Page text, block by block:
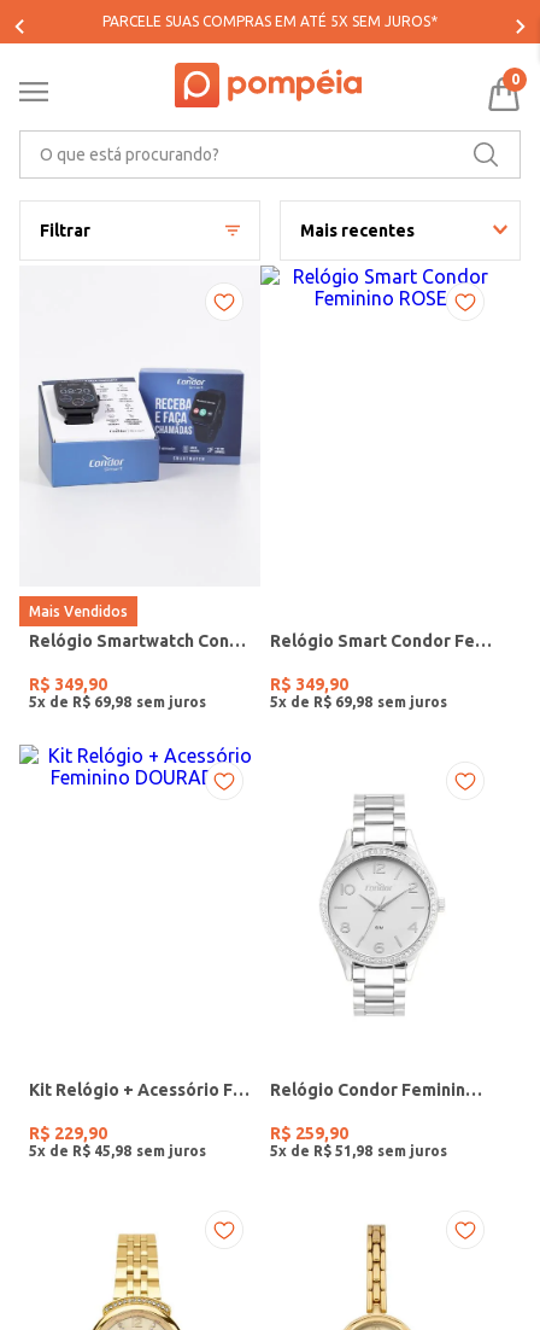
PARCELE SUAS COMPRAS EM ATÉ 5X SEM JUROS*
0
Filtrar Mais recentes
Mais Vendidos
Relógio Smartwatch Condor PRETO
R$ 349,90
5x de R$ 69 98
Relógio Smart Condor Feminino ROSE
R$ 349,90
5x de R$ 69 98
Kit Relógio + Acessório Feminino DOURADO
R$ 229,90
5x de R$ 45 98
Relógio Condor Feminino PRATA
R$ 259,90
5x de R$ 51 98